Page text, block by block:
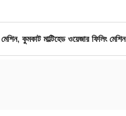
, কুমকাট মাল্টিহেড ওয়েজার ফিলিং মেশিন